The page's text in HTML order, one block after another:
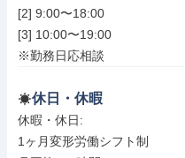
[2] 9:00〜18:00
[3] 10:00〜19:00
※勤務日応相談
休日・休暇
休暇・休日:
1ヶ月変形労働シフト制